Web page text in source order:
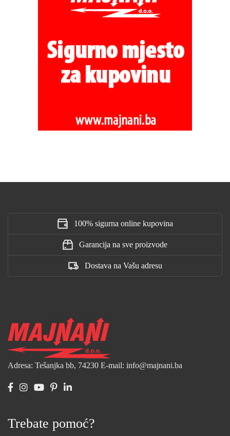
100% sigurna online kupovina
Garancija na sve proizvode
Dostava na Vašu adresu
Adresa: Tešanjka bb, 74230 E-mail: info@majnani.ba
Trebate pomoć?